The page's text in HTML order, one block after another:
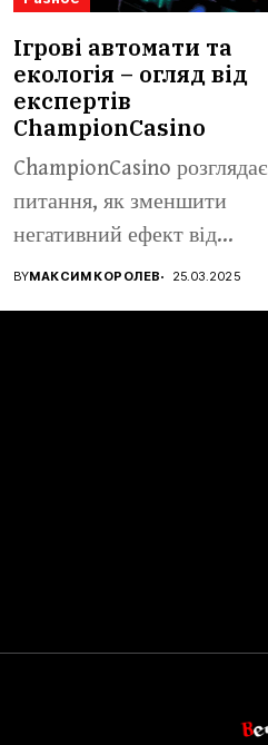
Ігрові автомати та
екологія – огляд від
експертів
ChampionCasino
ChampionCasino розглядає
питання, як зменшити
негативний ефект від
виробництва ігрових
BYМАКСИМ КОРОЛЕВ 25.03.2025